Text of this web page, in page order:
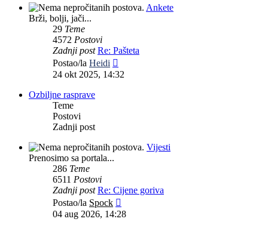
Odsjedenja s tobom
Bobi•
Pekmeza•pet jul 31, 2026 4:45 pm
77kg
dmr•pet jul 31, 2026 3:08 pm
Ankete
Brži, bolji, jači...
29 Teme
4572 Postovi
Zadnji post Re: Pašteta
Postao/la Heidi
post
24 okt 2025, 14:32
Ozbiljne rasprave
Teme
Postovi
Zadnji post
Vijesti
Prenosimo sa portala...
286 Teme
6511 Postovi
Zadnji post Re: Cijene goriva
Postao/la Spock
post
04 aug 2026, 14:28